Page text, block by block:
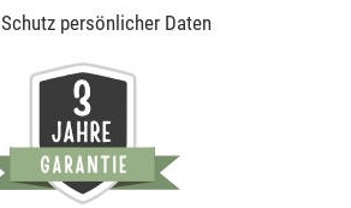
Schutz persönlicher Daten